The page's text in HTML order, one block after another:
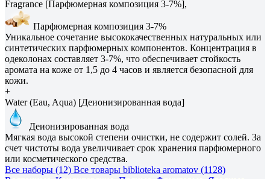
Fragrance [Парфюмерная композиция 3-7%],
Парфюмерная композиция 3-7%
Уникальное сочетание высококачественных натуральных или
синтетических парфюмерных компонентов. Концентрация в
одеколонах составляет 3-7%, что обеспечивает стойкость
аромата на коже от 1,5 до 4 часов и является безопасной для
кожи.
+
Water (Eau, Aqua) [Деионизированная вода]
Деионизированная вода
Мягкая вода высокой степени очистки, не содержит солей. За
счет чистоты вода увеличивает срок хранения парфюмерного
или косметического средства.
Все наборы (12) Все товары biblioteka aromatov (1128)